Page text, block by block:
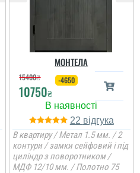
МОНТЕЛА
15400₴
10750₴
-4650
22
В квартиру / Метал 1.5 мм. / 2
контури / замки сейфовий і під
циліндр з поворотником /
МДФ 12/10 мм. / Полотно 75